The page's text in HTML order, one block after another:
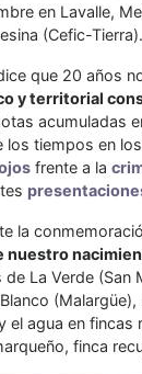
en Lavalle,
(Cefic-
que 20 años
y territorial
acumuladas
los tiempos en
frente a la
la
nuestro
de La Verde (San
el agua en fincas
finca